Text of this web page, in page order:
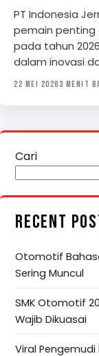
PT Indonesia
pemain
pada tahun
dalam inovasi
22 MEI 20263 MENIT
Cari
RECENT
Otomotif
Sering Muncul
SMK Otomotif
Wajib Dikuasai
Viral